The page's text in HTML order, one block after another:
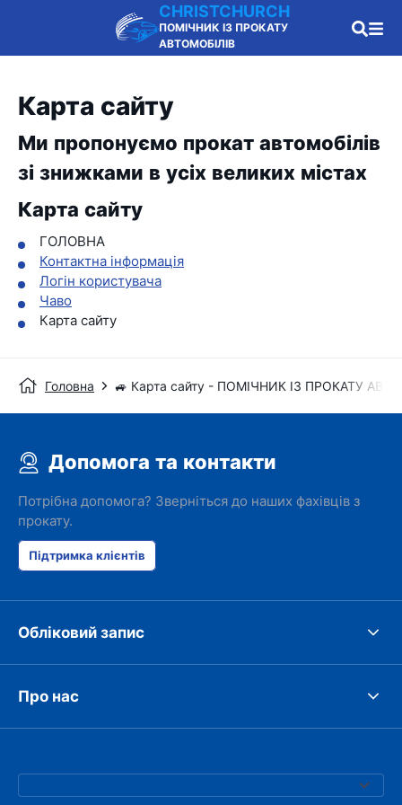
CHRISTCHURCH
ПОМІЧНИК ІЗ ПРОКАТУ
АВТОМОБІЛІВ
Карта сайту
Ми пропонуємо прокат автомобілів
зі знижками в усіх великих містах
Карта сайту
ГОЛОВНА
Контактна інформація
Логін користувача
Чаво
Карта сайту
Головна 🚙 Карта сайту - ПОМІЧНИК ІЗ ПРОКАТУ
Допомога та контакти
Потрібна допомога? Зверніться до наших фахівців з
прокату.
Підтримка клієнтів
Обліковий запис
Про нас